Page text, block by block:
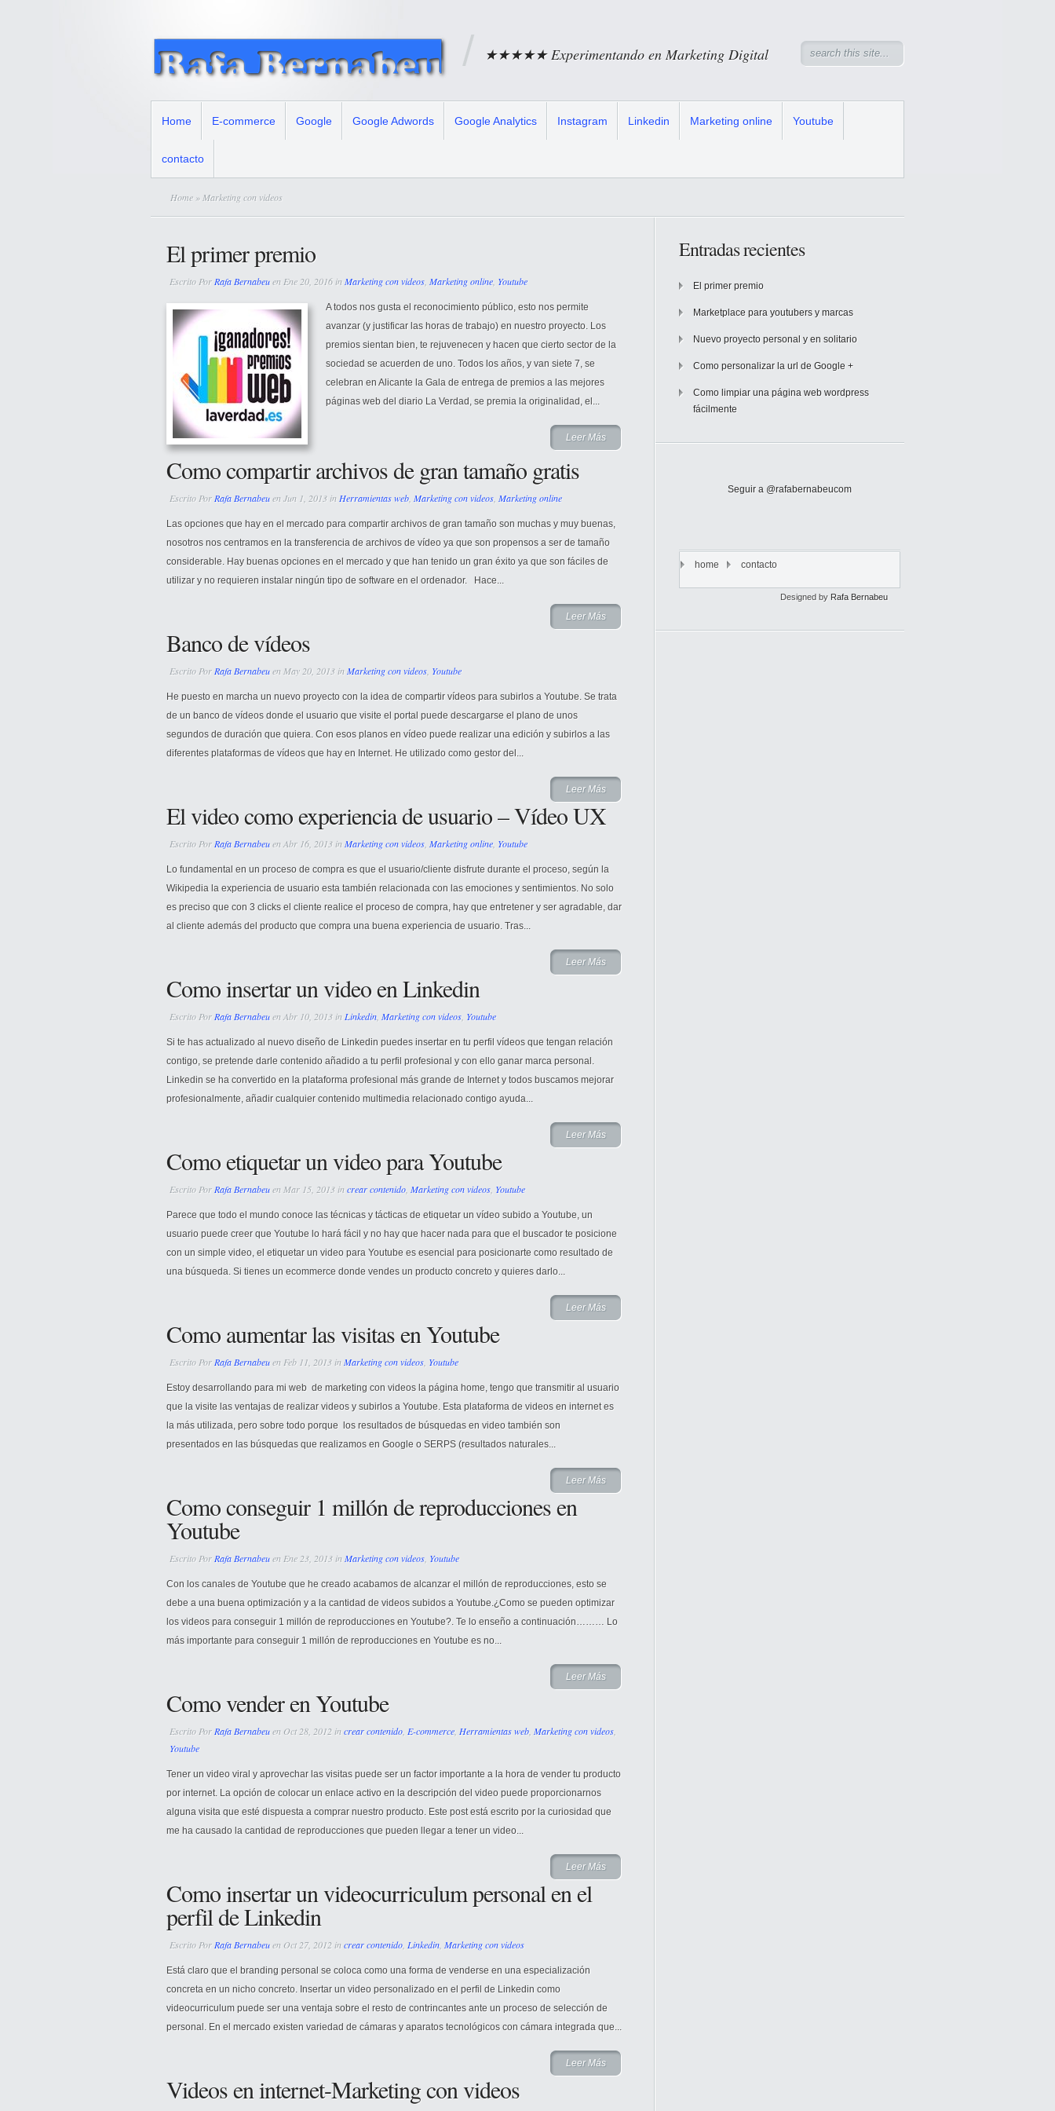
★★★★★ Experimentando en Marketing Digital
Home E-commerce Google Google Adwords Google Analytics Instagram Linkedin Marketing online Youtube
contacto
Home » Marketing con videos
El primer premio
Escrito Por Rafa Bernabeuen Ene 20, 2016 inMarketing con videos Marketing online Youtube
A todos nos gusta el reconocimiento público, esto nos permite
avanzar (y justificar las horas de trabajo) en nuestro proyecto. Los
premios sientan bien, te rejuvenecen y hacen que cierto sector de la
sociedad se acuerden de uno. Todos los años, y van siete 7, se
celebran en Alicante la Gala de entrega de premios a las mejores
páginas web del diario La Verdad, se premia la originalidad, el...
Leer Más
Como compartir archivos de gran tamaño gratis
Escrito Por Rafa Bernabeuen Jun 1, 2013 in Herramientas web Marketing con videos Marketing online
Las opciones que hay en el mercado para compartir archivos de gran tamaño son muchas y muy buenas,
nosotros nos centramos en la transferencia de archivos de vídeo ya que son propensos a ser de tamaño
considerable. Hay buenas opciones en el mercado y que han tenido un gran éxito ya que son fáciles de
utilizar y no requieren instalar ningún tipo de software en el ordenador. Hace...
Leer Más
Banco de vídeos
Escrito Por Rafa Bernabeuen May 20, 2013 inMarketing con videos Youtube
He puesto en marcha un nuevo proyecto con la idea de compartir vídeos para subirlos a Youtube. Se trata
de un banco de vídeos donde el usuario que visite el portal puede descargarse el plano de unos
segundos de duración que quiera. Con esos planos en vídeo puede realizar una edición y subirlos a las
diferentes plataformas de vídeos que hay en Internet. He utilizado como gestor del...
Leer Más
El video como experiencia de usuario – Vídeo UX
Escrito Por Rafa Bernabeuen Abr 16, 2013 inMarketing con videos Marketing online Youtube
Lo fundamental en un proceso de compra es que el usuario/cliente disfrute durante el proceso, según la
Wikipedia la experiencia de usuario esta también relacionada con las emociones y sentimientos. No solo
es preciso que con 3 clicks el cliente realice el proceso de compra, hay que entretener y ser agradable, dar
al cliente además del producto que compra una buena experiencia de usuario. Tras...
Leer Más
Como insertar un video en Linkedin
Escrito Por Rafa Bernabeuen Abr 10, 2013 in Linkedin Marketing con videos Youtube
Si te has actualizado al nuevo diseño de Linkedin puedes insertar en tu perfil vídeos que tengan relación
contigo, se pretende darle contenido añadido a tu perfil profesional y con ello ganar marca personal.
Linkedin se ha convertido en la plataforma profesional más grande de Internet y todos buscamos mejorar
profesionalmente, añadir cualquier contenido multimedia relacionado contigo ayuda...
Leer Más
Como etiquetar un video para Youtube
Escrito Por Rafa Bernabeuen Mar 15, 2013 increar contenido Marketing con videos Youtube
Parece que todo el mundo conoce las técnicas y tácticas de etiquetar un vídeo subido a Youtube, un
usuario puede creer que Youtube lo hará fácil y no hay que hacer nada para que el buscador te posicione
con un simple video, el etiquetar un video para Youtube es esencial para posicionarte como resultado de
una búsqueda. Si tienes un ecommerce donde vendes un producto concreto y quieres darlo...
Leer Más
Como aumentar las visitas en Youtube
Escrito Por Rafa Bernabeuen Feb 11, 2013 inMarketing con videos Youtube
Estoy desarrollando para mi web de marketing con videos la página home, tengo que transmitir al usuario
que la visite las ventajas de realizar videos y subirlos a Youtube. Esta plataforma de videos en internet es
la más utilizada, pero sobre todo porque los resultados de búsquedas en video también son
presentados en las búsquedas que realizamos en Google o SERPS (resultados naturales...
Leer Más
Como conseguir 1 millón de reproducciones en
Youtube
Escrito Por Rafa Bernabeuen Ene 23, 2013 inMarketing con videos Youtube
Con los canales de Youtube que he creado acabamos de alcanzar el millón de reproducciones, esto se
debe a una buena optimización y a la cantidad de videos subidos a Youtube.¿Como se pueden optimizar
los videos para conseguir 1 millón de reproducciones en Youtube?. Te lo enseño a continuación……… Lo
más importante para conseguir 1 millón de reproducciones en Youtube es no...
Leer Más
Como vender en Youtube
Escrito Por Rafa Bernabeuen Oct 28, 2012 increar contenido E-commerce Herramientas web Marketing con videos
Youtube
Tener un video viral y aprovechar las visitas puede ser un factor importante a la hora de vender tu producto
por internet. La opción de colocar un enlace activo en la descripción del video puede proporcionarnos
alguna visita que esté dispuesta a comprar nuestro producto. Este post está escrito por la curiosidad que
me ha causado la cantidad de reproducciones que pueden llegar a tener un video...
Leer Más
Como insertar un videocurriculum personal en el
perfil de Linkedin
Escrito Por Rafa Bernabeuen Oct 27, 2012 increar contenido Linkedin Marketing con videos
Está claro que el branding personal se coloca como una forma de venderse en una especialización
concreta en un nicho concreto. Insertar un video personalizado en el perfil de Linkedin como
videocurriculum puede ser una ventaja sobre el resto de contrincantes ante un proceso de selección de
personal. En el mercado existen variedad de cámaras y aparatos tecnológicos con cámara integrada que...
Leer Más
Videos en internet-Marketing con videos
Entradas recientes
El primer premio
Marketplace para youtubers y marcas
Nuevo proyecto personal y en solitario
Como personalizar la url de Google +
Como limpiar una página web wordpress
fácilmente
Seguir a @rafabernabeucom
home contacto
Designed by Rafa Bernabeu